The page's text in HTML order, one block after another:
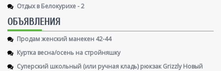
Отдых в Белокурихе - 2
ОБЪЯВЛЕНИЯ
Продам женский манекен 42-44
Куртка весна/осень на стройняшку
Суперский школьный (или ручная кладь) рюкзак Grizzly Новый